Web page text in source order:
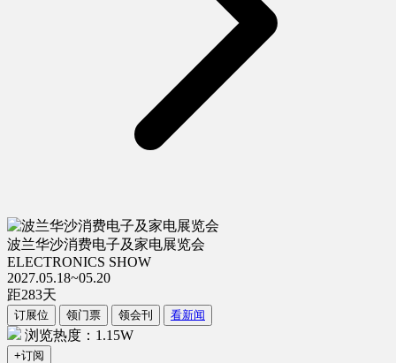
波兰华沙消费电子及家电展览会
ELECTRONICS SHOW
2027.05.18~05.20
距283天
订展位 领门票 领会刊 看新闻
浏览热度：1.15W
+订阅